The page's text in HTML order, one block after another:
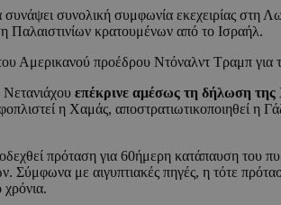
συνάψει συνολική συμφωνία εκεχειρίας στη
Παλαιστινίων κρατουμένων από το Ισραήλ.
Αμερικανού προέδρου Ντόναλντ Τραμπ
επέκρινε αμέσως τη δήλωση
η Χαμάς, αποστρατιωτικοποιηθεί η
πρόταση για 60ήμερη κατάπαυση του
Σύμφωνα με αιγυπτιακές πηγές, η τότε